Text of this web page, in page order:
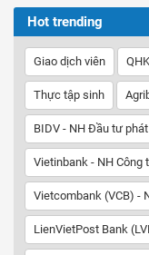
Hot trending
Giao dịch viên
Thực tập sinh
BIDV - NH Đầu tư
Vietinbank - NH Công
Vietcombank (VCB) -
LienVietPost Bank